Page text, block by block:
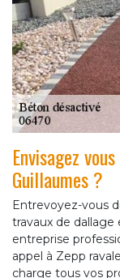
Envisagez
Guillaumes ?
Entrevoyez-vous
travaux de
entreprise
appel à Zepp
charge tous vos